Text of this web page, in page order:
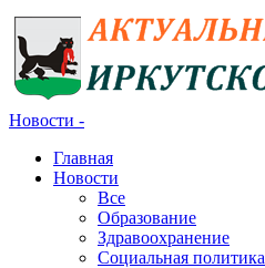
Новости -
Главная
Новости
Все
Образование
Здравоохранение
Социальная политика